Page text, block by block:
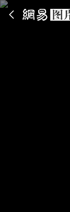
App内打开